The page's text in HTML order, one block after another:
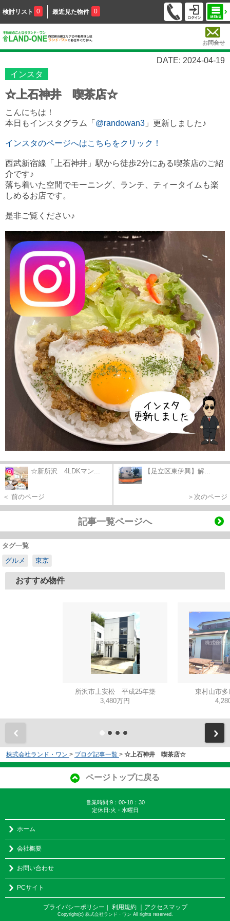
検討リスト 0 最近見た物件 0
お問合せ
DATE: 2024-04-19
インスタ
☆上石神井 喫茶店☆
こんにちは！
本日もインスタグラム「 @randowan3 」更新しました♪
インスタのページへはこちらをクリック！
西武新宿線「上石神井」駅から徒歩2分にある喫茶店のご紹
介です♪
落ち着いた空間でモーニング、ランチ、ティータイムも楽
しめるお店です。
是非ご覧ください♪
☆新所沢 4LDKマン...
＜ 前のページ
【足立区東伊興】解...
＞次のページ
記事一覧ページへ
タグ一覧
グルメ
東京
おすすめ物件
所沢市上安松 平成25年築
3,480万円
東村山市
株式会社ランド・ワン > ブログ記事一覧 > ☆上石神井 喫茶店☆
ページトップに戻る
営業時間:9：00-18：30
定休日:火・水曜日
ホーム
会社概要
お問い合わせ
PCサイト
プライバシーポリシー 利用規約 ｜アクセスマップ
Copyright(c) 株式会社ランド・ワン All rights reserved.